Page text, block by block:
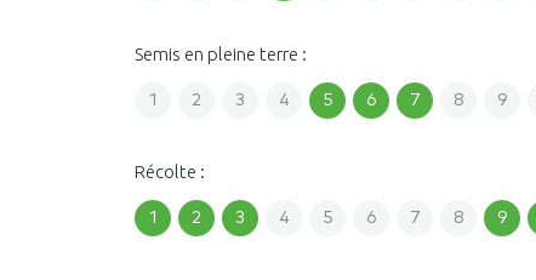
Semis en pleine terre :
1 2 3 4 5 6 7 8 9
Récolte :
1 2 3 4 5 6 7 8 9